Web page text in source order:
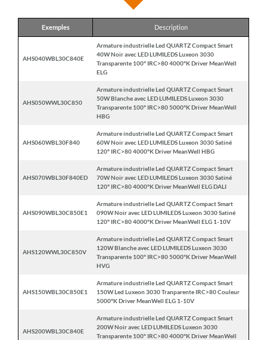
Exemples Description
AHS040WBL30C840E
Armature industrielle Led QUARTZ Compact Smart
40W Noir avec LED LUMILEDS Luxeon 3030
Transparente 100° IRC>80 4000°K Driver MeanWell
ELG
AHS050WWL30C850
Armature industrielle Led QUARTZ Compact Smart
50W Blanche avec LED LUMILEDS Luxeon 3030
Transparente 100° IRC>80 5000°K Driver MeanWell
HBG
AHS060WBL30F840
Armature industrielle Led QUARTZ Compact Smart
60W Noir avec LED LUMILEDS Luxeon 3030 Satiné
120° IRC>80 4000°K Driver MeanWell HBG
AHS070WBL30F840ED
Armature industrielle Led QUARTZ Compact Smart
70W Noir avec LED LUMILEDS Luxeon 3030 Satiné
120° IRC>80 4000°K Driver MeanWell ELG DALI
AHS090WBL30C850E1
Armature industrielle Led QUARTZ Compact Smart
090W Noir avec LED LUMILEDS Luxeon 3030 Satiné
120° IRC>80 4000°K Driver MeanWell ELG 1-10V
AHS120WWL30C850V
Armature industrielle Led QUARTZ Compact Smart
120W Blanche avec LED LUMILEDS Luxeon 3030
Transparente 100° IRC>80 5000°K Driver MeanWell
HVG
AHS150WBL30C850E1
Armature industrielle Led QUARTZ Compact Smart
150W Led Luxeon 3030 Tranparente IRC>80 Couleur
5000°K Driver MeanWell ELG 1-10V
AHS200WBL30C840E
Armature industrielle Led QUARTZ Compact Smart
200W Noir avec LED LUMILEDS Luxeon 3030
Transparente 100° IRC>80 4000°K Driver MeanWell